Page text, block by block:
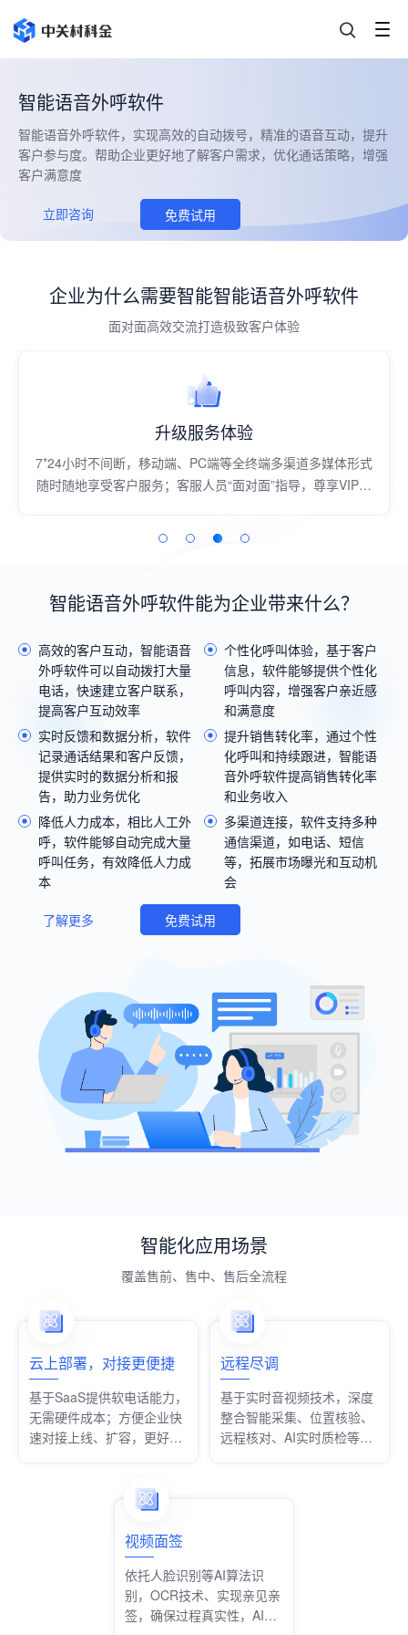
智能语音外呼软件
智能语音外呼软件，实现高效的自动拨号，精准的语音互动，提升
客户参与度。帮助企业更好地了解客户需求，优化通话策略，增强
客户满意度
立即咨询 免费试用
企业为什么需要智能智能语音外呼软件
面对面高效交流打造极致客户体验
升级服务体验
7*24小时不间断，移动端、PC端等全终端多渠道多媒体形式
随时随地享受客户服务；客服人员“面对面”指导，尊享VIP服
智能语音外呼软件能为企业带来什么？
高效的客户互动，智能语音
外呼软件可以自动拨打大量
电话，快速建立客户联系，
提高客户互动效率
个性化呼叫体验，基于客户
信息，软件能够提供个性化
呼叫内容，增强客户亲近感
和满意度
实时反馈和数据分析，软件
记录通话结果和客户反馈，
提供实时的数据分析和报
告，助力业务优化
提升销售转化率，通过个性
化呼叫和持续跟进，智能语
音外呼软件提高销售转化率
和业务收入
降低人力成本，相比人工外
呼，软件能够自动完成大量
呼叫任务，有效降低人力成
本
多渠道连接，软件支持多种
通信渠道，如电话、短信
等，拓展市场曝光和互动机
会
了解更多 免费试用
智能化应用场景
覆盖售前、售中、售后全流程
云上部署，对接更便捷
基于SaaS提供软电话能力，
无需硬件成本；方便企业快
速对接上线、扩容，更好适
远程尽调
基于实时音视频技术，深度
整合智能采集、位置核验、
远程核对、AI实时质检等功
视频面签
依托人脸识别等AI算法识
别，OCR技术、实现亲见亲
签，确保过程真实性，AI实